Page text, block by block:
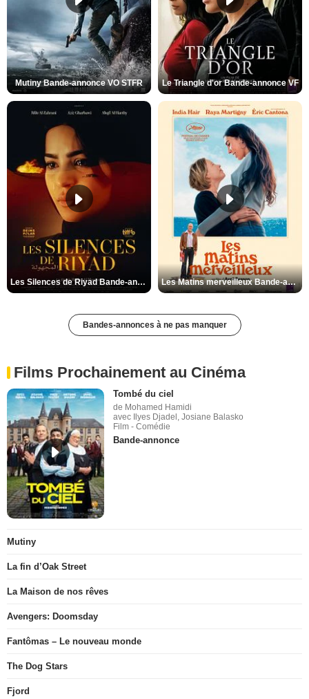
Mutiny Bande-annonce VO STFR Le Triangle d'or Bande-annonce VF
Les Silences de Riyad Bande-annonce VO STFR Les Matins merveilleux Bande-annonce VF
Bandes-annonces à ne pas manquer
Films Prochainement au Cinéma
Tombé du ciel
de Mohamed Hamidi
avec Ilyes Djadel, Josiane Balasko
Film - Comédie
Bande-annonce
Mutiny
La fin d’Oak Street
La Maison de nos rêves
Avengers: Doomsday
Fantômas – Le nouveau monde
The Dog Stars
Fjord